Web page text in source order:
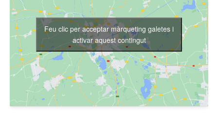
Feu clic per acceptar màrqueting galetes i
activar aquest contingut